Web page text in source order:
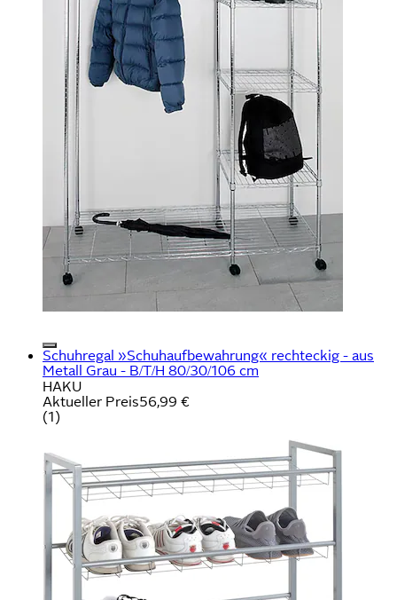
Schuhregal »Schuhaufbewahrung« rechteckig - aus
Metall Grau - B/T/H 80/30/106 cm
HAKU
Aktueller Preis56,99 €
(1)